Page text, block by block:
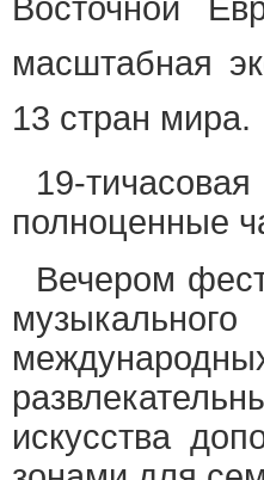
Восточной
масштабная
13 стран мира.
19-
полноценные
Вечером
искусства